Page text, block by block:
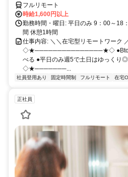
フルリモート
時給1,600円以上
勤務時間・曜日: 平日のみ 9：00～18
間 休憩1時間
仕事内容: ＼＼在宅型リモートワーク
◇★───────────────★◇ ●BtoB
べる ●平日のみ週5で土日はゆっくり
◇★───────...
社員登用あり 固定時間制 フルリモート 在宅
正社員